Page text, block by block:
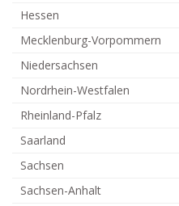
Hessen
Mecklenburg-Vorpommern
Niedersachsen
Nordrhein-Westfalen
Rheinland-Pfalz
Saarland
Sachsen
Sachsen-Anhalt